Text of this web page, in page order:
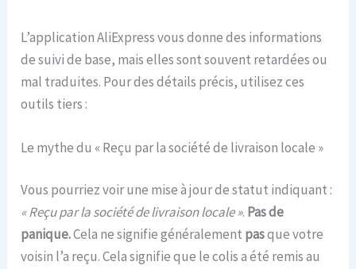
L’application AliExpress vous donne des informations
de suivi de base, mais elles sont souvent retardées ou
mal traduites. Pour des détails précis, utilisez ces
outils tiers :
Le mythe du « Reçu par la société de livraison locale »
Vous pourriez voir une mise à jour de statut indiquant :
« Reçu par la société de livraison locale ». Pas de
panique.Cela ne signifie généralement pasque votre
voisin l’a reçu. Cela signifie que le colis a été remis au